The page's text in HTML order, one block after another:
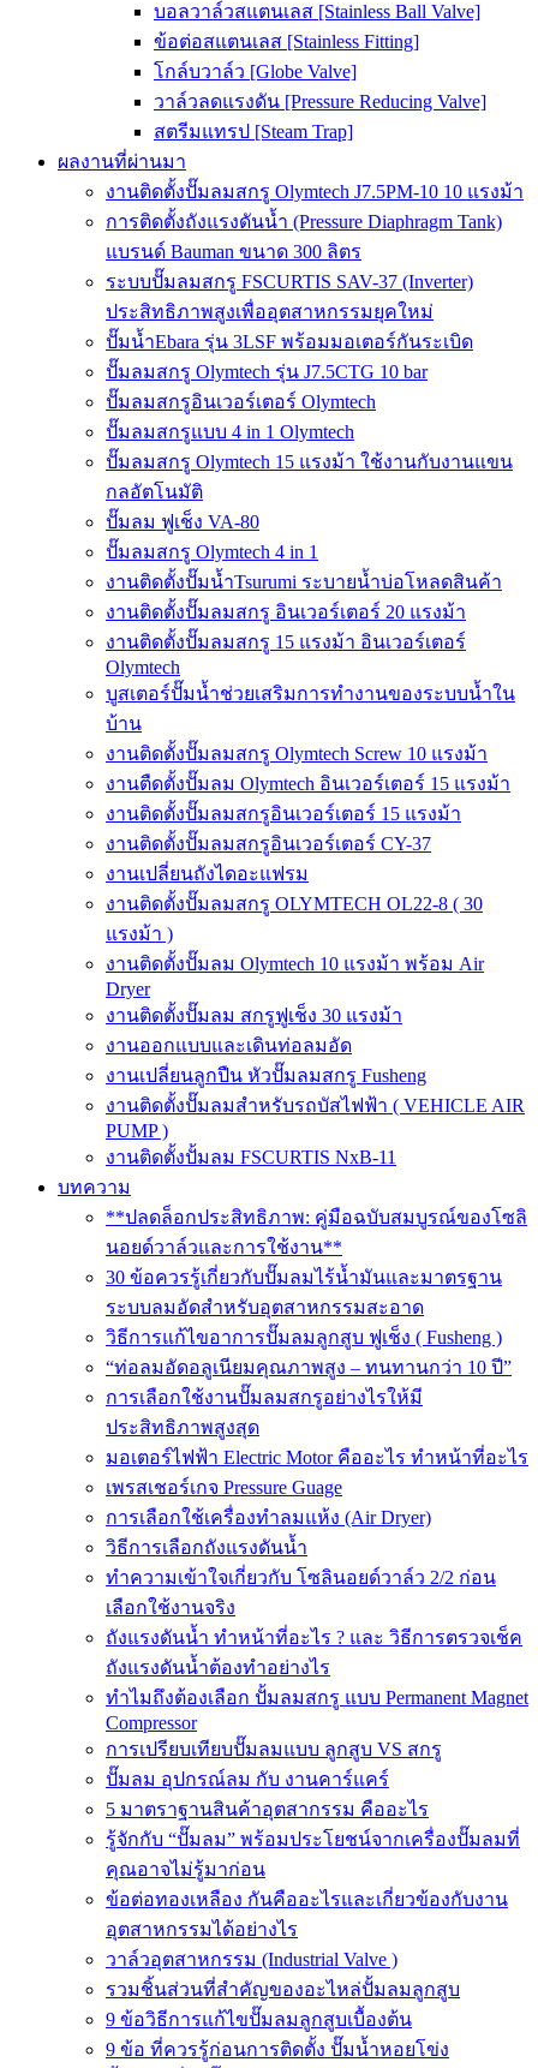
บอลวาล์วสแตนเลส [Stainless Ball Valve]
ข้อต่อสแตนเลส [Stainless Fitting]
โกล์บวาล์ว [Globe Valve]
วาล์วลดแรงดัน [Pressure Reducing Valve]
สตรีมแทรป [Steam Trap]
ผลงานที่ผ่านมา
งานติดตั้งปั๊มลมสกรู Olymtech J7.5PM-10 10 แรงม้า
การติดตั้งถังแรงดันน้ำ (Pressure Diaphragm Tank)
แบรนด์ Bauman ขนาด 300 ลิตร
ระบบปั๊มลมสกรู FSCURTIS SAV-37 (Inverter)
ประสิทธิภาพสูงเพื่ออุตสาหกรรมยุคใหม่
ปั๊มน้ำEbara รุ่น 3LSF พร้อมมอเตอร์กันระเบิด
ปั๊มลมสกรู Olymtech รุ่น J7.5CTG 10 bar
ปั๊มลมสกรูอินเวอร์เตอร์ Olymtech
ปั๊มลมสกรูแบบ 4 in 1 Olymtech
ปั๊มลมสกรู Olymtech 15 แรงม้า ใช้งานกับงานแขน
กลอัตโนมัติ
ปั๊มลม ฟูเช็ง VA-80
ปั๊มลมสกรู Olymtech 4 in 1
งานติดตั้งปั๊มน้ำTsurumi ระบายน้ำบ่อโหลดสินค้า
งานติดตั้งปั๊มลมสกรู อินเวอร์เตอร์ 20 แรงม้า
งานติดตั้งปั๊มลมสกรู 15 แรงม้า อินเวอร์เตอร์
Olymtech
บูสเตอร์ปั๊มน้ำช่วยเสริมการทำงานของระบบน้ำใน
บ้าน
งานติดตั้งปั๊มลมสกรู Olymtech Screw 10 แรงม้า
งานตืดตั้งปั๊มลม Olymtech อินเวอร์เตอร์ 15 แรงม้า
งานติดตั้งปั๊มลมสกรูอินเวอร์เตอร์ 15 แรงม้า
งานติดตั้งปั๊มลมสกรูอินเวอร์เตอร์ CY-37
งานเปลี่ยนถังไดอะแฟรม
งานติดตั้งปั๊มลมสกรู OLYMTECH OL22-8 ( 30
แรงม้า )
งานติดตั้งปั๊มลม Olymtech 10 แรงม้า พร้อม Air
Dryer
งานติดตั้งปั๊มลม สกรูฟูเช็ง 30 แรงม้า
งานออกแบบและเดินท่อลมอัด
งานเปลี่ยนลูกปืน หัวปั๊มลมสกรู Fusheng
งานติดตั้งปั๊มลมสำหรับรถบัสไฟฟ้า ( VEHICLE AIR
PUMP )
งานติดตั้งปั้มลม FSCURTIS NxB-11
บทความ
**ปลดล็อกประสิทธิภาพ: คู่มือฉบับสมบูรณ์ของโซลิ
นอยด์วาล์วและการใช้งาน**
30 ข้อควรรู้เกี่ยวกับปั๊มลมไร้น้ำมันและมาตรฐาน
ระบบลมอัดสำหรับอุตสาหกรรมสะอาด
วิธีการแก้ไขอาการปั๊มลมลูกสูบ ฟูเช็ง ( Fusheng )
“ท่อลมอัดอลูเนียมคุณภาพสูง – ทนทานกว่า 10 ปี”
การเลือกใช้งานปั๊มลมสกรูอย่างไรให้มี
ประสิทธิภาพสูงสุด
มอเตอร์ไฟฟ้า Electric Motor คืออะไร ทำหน้าที่อะไร
เพรสเชอร์เกจ Pressure Guage
การเลือกใช้เครื่องทำลมแห้ง (Air Dryer)
วิธีการเลือกถังแรงดันน้ำ
ทำความเข้าใจเกี่ยวกับ โซลินอยด์วาล์ว 2/2 ก่อน
เลือกใช้งานจริง
ถังแรงดันน้ำ ทำหน้าที่อะไร ? และ วิธีการตรวจเช็ค
ถังแรงดันน้ำต้องทำอย่างไร
ทำไมถึงต้องเลือก ปั้มลมสกรู แบบ Permanent Magnet
Compressor
การเปรียบเทียบปั๊มลมแบบ ลูกสูบ VS สกรู
ปั๊มลม อุปกรณ์ลม กับ งานคาร์แคร์
5 มาตราฐานสินค้าอุตสากรรม คืออะไร
รู้จักกับ “ปั๊มลม” พร้อมประโยชน์จากเครื่องปั๊มลมที่
คุณอาจไม่รู้มาก่อน
ข้อต่อทองเหลือง กันคืออะไรและเกี่ยวข้องกับงาน
อุตสาหกรรมได้อย่างไร
วาล์วอุตสาหกรรม (Industrial Valve )
รวมชิ้นส่วนที่สำคัญของอะไหล่ปั้มลมลูกสูบ
9 ข้อวิธีการแก้ไขปั๊มลมลูกสูบเบื้องต้น
9 ข้อ ที่ควรรู้ก่อนการติดตั้ง ปั๊มน้ำหอยโข่ง